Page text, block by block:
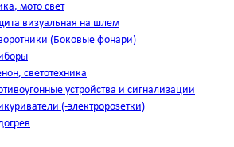
мото свет
визуальная на шлем
(Боковые фонари)
светотехника
устройства и сигнализации
(-электророзетки)